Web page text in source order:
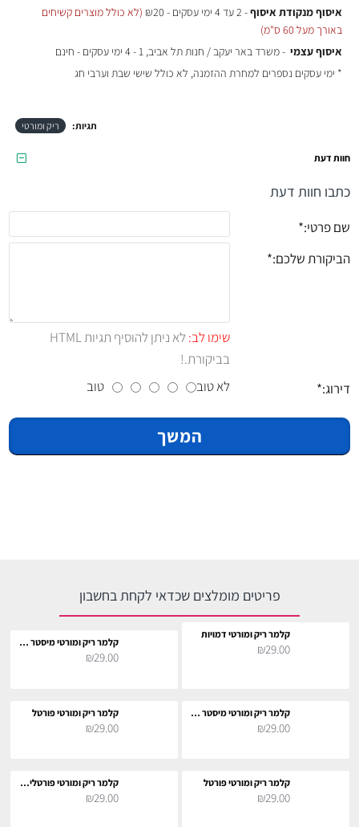
איסוף מנקודת איסוף- 2 עד 4 ימי עסקים - ₪20
(לא כולל מוצרים קשיחים
באורך מעל 60 ס"מ)
איסוף עצמי - משרד באר יעקב / חנות תל אביב, 1 - 4 ימי עסקים - חינם
* ימי עסקים נספרים למחרת ההזמנה, לא כולל שישי שבת וערבי חג
תגיות: ריק ומורטי
חוות דעת
כתבו חוות דעת
שם פרטי:
הביקורת שלכם:
שימו לב:
לא ניתן להוסיף תגיות HTML
בביקורת.!
דירוג:
לא טוב טוב
המשך
פריטים מומלצים שכדאי לקחת בחשבון
קלמר ריק ומורטי דמויות
₪29.00 קלמר ריק ומורטי מיסטר מיסיקס
₪29.00
קלמר ריק ומורטי מיסטר מיסיקס
₪29.00
קלמר ריק ומורטי פורטל
₪29.00
קלמר ריק ומורטי פורטל
₪29.00
קלמר ריק ומורטי פורטלים בגלקסיה
₪29.00